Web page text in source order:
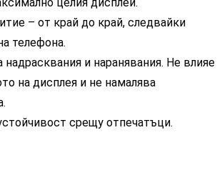
целия дисплей.
– от край до край, следвайки
телефона.
надрасквания и наранявания. Не влияе
на дисплея и не намалява
срещу отпечатъци.